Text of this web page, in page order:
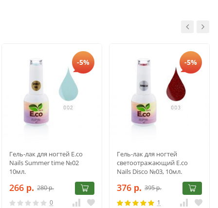
-5%
Гель-лак для ногтей E.co
Nails Summer time №02
10мл.
266 р. 280р.
0
-5%
Гель-лак для ногтей
светоотражающий E.co
Nails Disco №03, 10мл.
376 р. 395р.
1